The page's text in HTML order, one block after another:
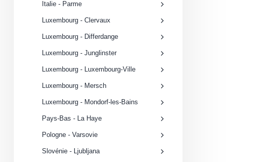
Italie - Parme
Luxembourg - Clervaux
Luxembourg - Differdange
Luxembourg - Junglinster
Luxembourg - Luxembourg-Ville
Luxembourg - Mersch
Luxembourg - Mondorf-les-Bains
Pays-Bas - La Haye
Pologne - Varsovie
Slovénie - Ljubljana